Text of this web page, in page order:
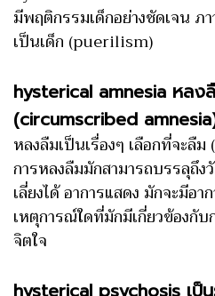
มีพฤติกรรมเด็กอย่างชัดเจน ภ
เป็นเด็ก (puerilism)
hysterical amnesia หลง
(circumscribed
หลงลืมเป็นเรื่องๆ เลือกที่จะลื
การหลงลืมมักสามารถบรรลุถึง
เลี่ยงได้ อาการแสดง มักจะมีอา
เหตุการณ์ใดที่มักมีเกี่ยวข้องกั
จิตใจ
hysterical psychosis เป็